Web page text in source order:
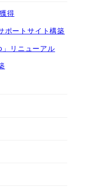
得
ポートサイト構築
リニューアル